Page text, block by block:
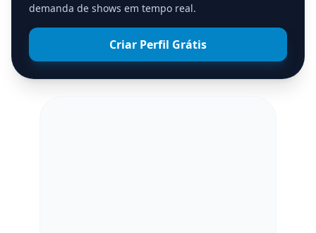
demanda de shows em tempo real.
Criar Perfil Grátis